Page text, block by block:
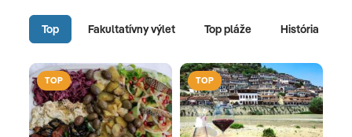
Top Fakultatívny výlet Top pláže História
TOP TOP